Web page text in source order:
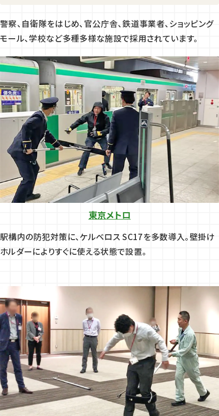
警察、自衛隊をはじめ、官公庁舎、鉄道事業者、ショッピング
モール、学校など多種多様な施設で採用されています。
東京メトロ
駅構内の防犯対策に、ケルベロス SC17を多数導入。壁掛け
ホルダーによりすぐに使える状態で設置。